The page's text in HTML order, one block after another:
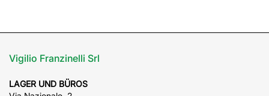
Vigilio Franzinelli Srl
LAGER UND BÜROS